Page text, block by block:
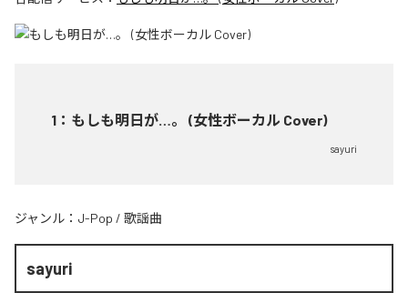
1 ： もしも明日が…。 (女性ボーカル Cover)
sayuri
ジャンル： J-Pop / 歌謡曲
sayuri